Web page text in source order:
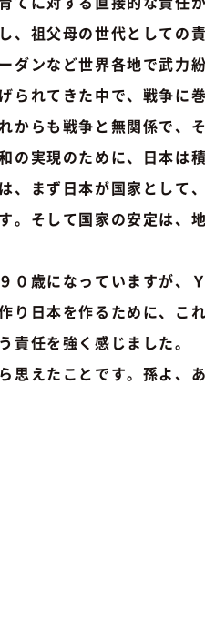
、祖父母の世代としての
ダンなど世界各地で武力
られてきた中で、戦争に
からも戦争と無関係で、
の実現のために、日本は
、まず日本が国家として
。そして国家の安定は、
０歳になっていますが、
り日本を作るために、こ
責任を強く感じました。
えたことです。孫よ、